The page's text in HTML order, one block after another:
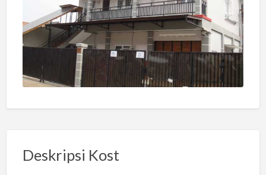
Deskripsi Kost